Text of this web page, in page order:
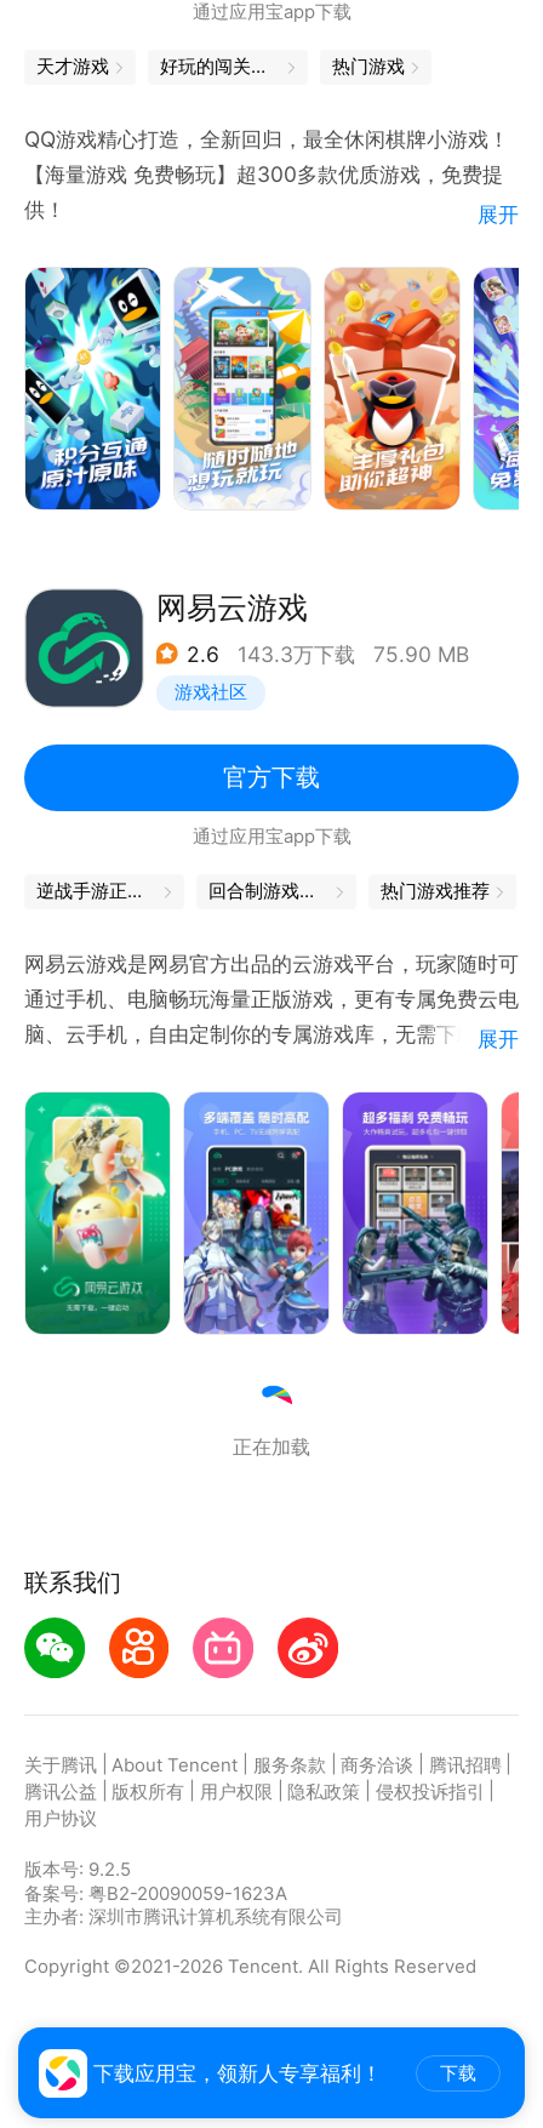
通过应用宝app下载
天才游戏 好玩的闯关游戏 热门游戏
QQ游戏精心打造，全新回归，最全休闲棋牌小游戏！
【海量游戏 免费畅玩】超300多款优质游戏，免费提
供！
戏，原汁原味好玩的停不下来！
【无需下载 即点即玩】无需等待下载，不占内存，随
时随地想玩就玩！
【休闲游戏 轻快体验】轻休闲游戏，让玩家轻松畅玩
其中，百玩不厌！
【丰厚礼包 助你超神】Q币/蓝钻/视频会员/多种游戏
礼包，周周免费领！
展开
网易云游戏
2.6 143.3万下载 75.90 MB
游戏社区
官方下载
通过应用宝app下载
逆战手游正版下载 回合制游戏端游 热门游戏推荐
网易云游戏是网易官方出品的云游戏平台，玩家随时可
通过手机、电脑畅玩海量正版游戏，更有专属免费云电
脑、云手机，自由定制你的专属游戏库，无需下载、不
目前支持游戏：蛋仔派对、崩坏：星穹铁道、原神、光
遇、永劫无间、第五人格、哈利波特：魔法觉醒、明日
之后、明日方舟、崩坏、逆水寒、激战2、我的世界等
超多正版游戏。
1.无需下载一键启动：随时随地，为您提供海量正版大
2.多端覆盖随时高配：手机、电脑、网页无缝切换，无
4.定制键位丝滑操作：高度自由化的键位设置，让键位
适应你的操作，随时沉浸玩游戏。
展开
正在加载
联系我们
关于腾讯 About Tencent 服务条款 商务洽谈 腾讯招聘
腾讯公益
版权所有 用户权限 隐私政策 侵权投诉指引
用户协议
版本号: 9.2.5
备案号: 粤B2-20090059-1623A
主办者: 深圳市腾讯计算机系统有限公司
Copyright ©2021-2026 Tencent. All Rights Reserved
下载应用宝，领新人专享福利！ 下载